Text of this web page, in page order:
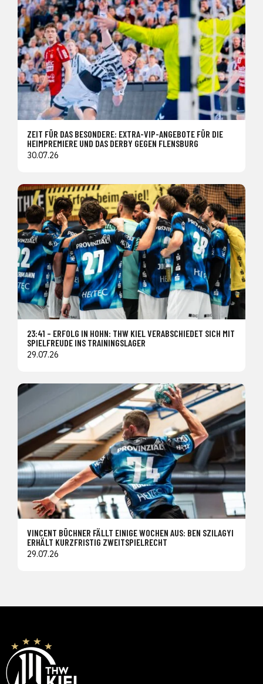
ZEIT FÜR DAS BESONDERE: EXTRA-VIP-ANGEBOTE FÜR DIE
HEIMPREMIERE UND DAS DERBY GEGEN FLENSBURG
30.07.26
23:41 – ERFOLG IN HOHN: THW KIEL VERABSCHIEDET SICH MIT
SPIELFREUDE INS TRAININGSLAGER
29.07.26
VINCENT BÜCHNER FÄLLT EINIGE WOCHEN AUS: BEN SZILAGYI
ERHÄLT KURZFRISTIG ZWEITSPIELRECHT
29.07.26